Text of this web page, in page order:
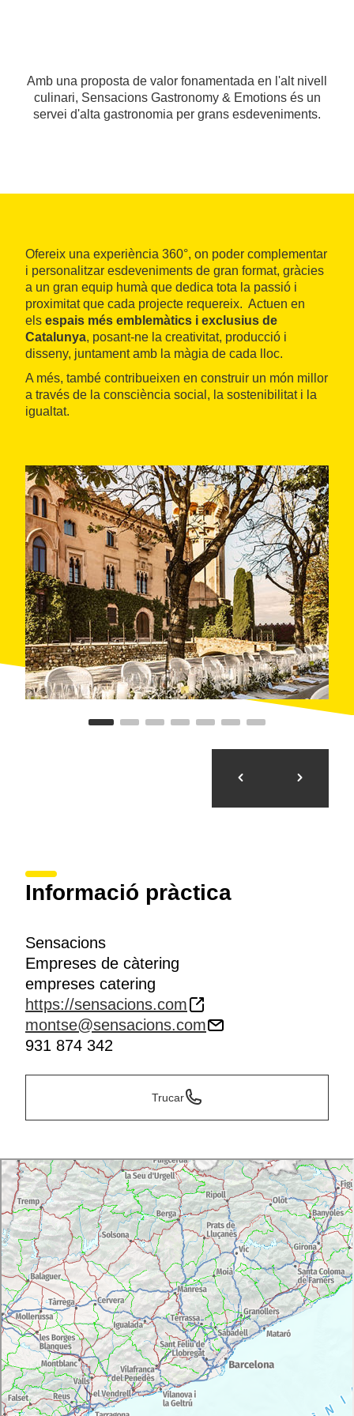
Amb una proposta de valor fonamentada en l'alt nivell
culinari, Sensacions Gastronomy & Emotions és un
servei d'alta gastronomia per grans esdeveniments.
Ofereix una experiència 360°, on poder complementar
i personalitzar esdeveniments de gran format, gràcies
a un gran equip humà que dedica tota la passió i
proximitat que cada projecte requereix. Actuen en
els espais més emblemàtics i exclusius de
Catalunya, posant-ne la creativitat, producció i
disseny, juntament amb la màgia de cada lloc.
A més, també contribueixen en construir un món millor
a través de la consciència social, la sostenibilitat i la
igualtat.
Informació pràctica
Sensacions
Empreses de càtering
empreses catering
https://sensacions.com
montse@sensacions.com
931 874 342
Trucar